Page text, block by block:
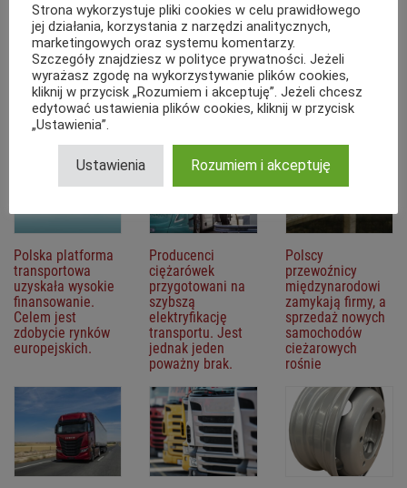
Pamiętaj, że wbrew pozorom w Internecie, nie jesteś anonimowy. Dodając
komentarze na portalu zobowiązujesz się do postępowania zgodnie
obowiązującymi przepisami prawa, będąc świadomym odpowiedzialności
między innymi z art. 212. Kodeksu Karnego (z tytułu pomówienia) oraz Art.
216. Kodeksu Karnego (z tytułu zniewagi), oraz zapisamiregulaminu
Brak komentarzy!
Polecane
Polska platforma
transportowa
uzyskała wysokie
finansowanie.
Celem jest
zdobycie rynków
europejskich.
Producenci
ciężarówek
przygotowani na
szybszą
elektryfikację
transportu. Jest
jednak jeden
poważny brak.
Polscy
przewoźnicy
międzynarodowi
zamykają firmy, a
sprzedaż nowych
samochodów
cieżarowych
rośnie
Strona wykorzystuje pliki cookies w celu prawidłowego
jej działania, korzystania z narzędzi analitycznych,
marketingowych oraz systemu komentarzy.
Szczegóły znajdziesz w polityce prywatności. Jeżeli
wyrażasz zgodę na wykorzystywanie plików cookies,
kliknij w przycisk „Rozumiem i akceptuję”. Jeżeli chcesz
edytować ustawienia plików cookies, kliknij w przycisk
„Ustawienia”.
Ustawienia Rozumiem i akceptuję